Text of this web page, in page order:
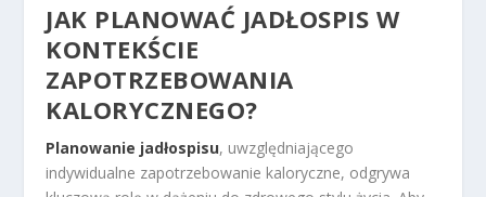
JAK PLANOWAĆ JADŁOSPIS W
KONTEKŚCIE
ZAPOTRZEBOWANIA
KALORYCZNEGO?
Planowanie jadłospisu, uwzględniającego
indywidualne zapotrzebowanie kaloryczne, odgrywa